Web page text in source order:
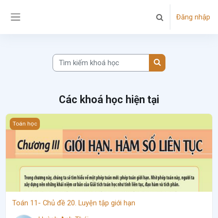
Chuyển đổi chọn
Đăng nhập
Tìm kiếm khoá học
Tìm kiếm khoá học
Các khoá học hiện tại
Hình ảnh khóa học Toán 11- Chủ đề 20. Luyện tập giới hạn
Toán học
Toán 11- Chủ đề 20. Luyện tập giới hạn